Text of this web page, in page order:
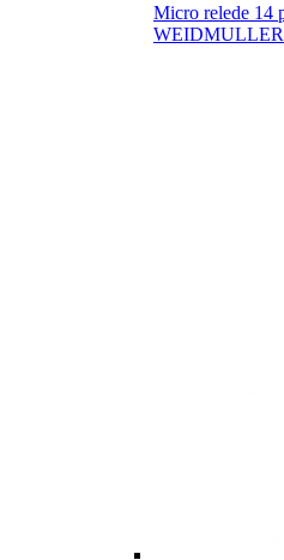
Micro relede 14
WEIDMULLER